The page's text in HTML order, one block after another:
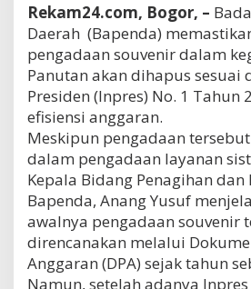
Rekam24.com, Bogor, –
Daerah (Bapenda)
pengadaan souvenir dalam
Panutan akan dihapus sesuai
Presiden (Inpres) No. 1 Tahun
efisiensi anggaran.
Meskipun pengadaan
dalam pengadaan layanan
Kepala Bidang Penagihan dan
Bapenda, Anang Yusuf
awalnya pengadaan souvenir
direncanakan melalui
Anggaran (DPA) sejak tahun
Namun, setelah adanya